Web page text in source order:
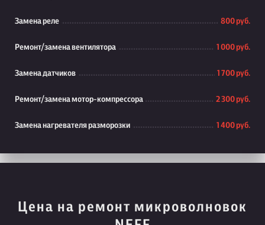
Замена реле 800 руб.
Ремонт/замена вентилятора 1 000 руб.
Замена датчиков 1 700 руб.
Ремонт/замена мотор-компрессора 2 300 руб.
Замена нагревателя разморозки 1 400 руб.
Цена на ремонт микроволновок